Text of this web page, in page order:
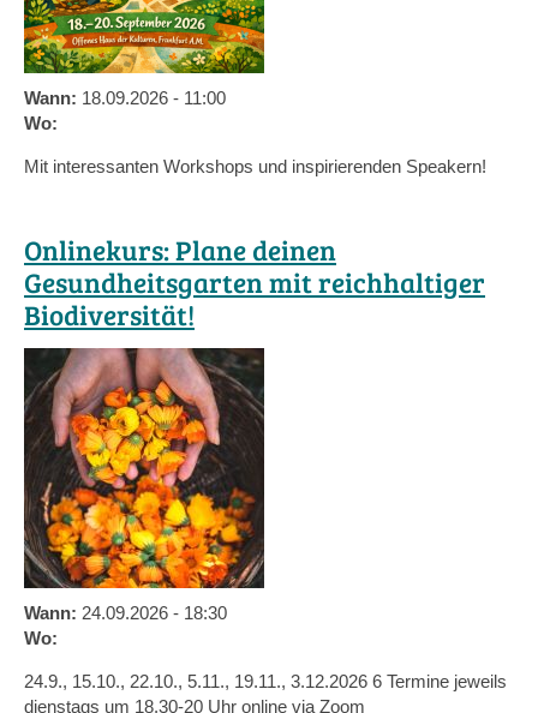
Wann: 18.09.2026 - 11:00
Wo:
Mit interessanten Workshops und inspirierenden Speakern!
Onlinekurs: Plane deinen
Gesundheitsgarten mit reichhaltiger
Biodiversität!
Wann: 24.09.2026 - 18:30
Wo:
24.9., 15.10., 22.10., 5.11., 19.11., 3.12.2026 6 Termine jeweils
dienstags um 18.30-20 Uhr online via Zoom